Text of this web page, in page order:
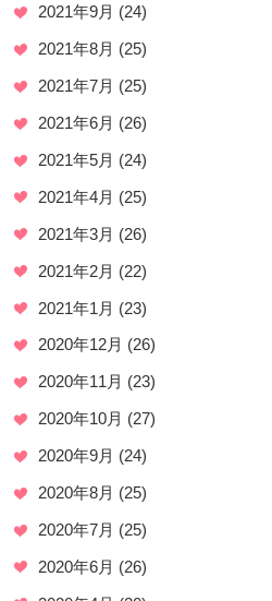
2021年9月 (24)
2021年8月 (25)
2021年7月 (25)
2021年6月 (26)
2021年5月 (24)
2021年4月 (25)
2021年3月 (26)
2021年2月 (22)
2021年1月 (23)
2020年12月 (26)
2020年11月 (23)
2020年10月 (27)
2020年9月 (24)
2020年8月 (25)
2020年7月 (25)
2020年6月 (26)